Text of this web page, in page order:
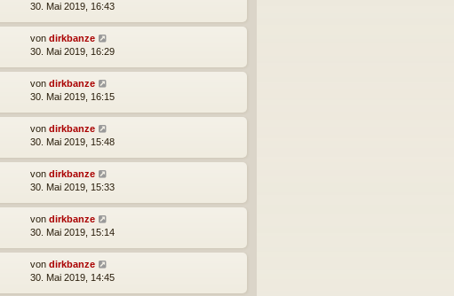
30. Mai 2019, 16:43
von dirkbanze
30. Mai 2019, 16:29
von dirkbanze
30. Mai 2019, 16:15
von dirkbanze
30. Mai 2019, 15:48
von dirkbanze
30. Mai 2019, 15:33
von dirkbanze
30. Mai 2019, 15:14
von dirkbanze
30. Mai 2019, 14:45